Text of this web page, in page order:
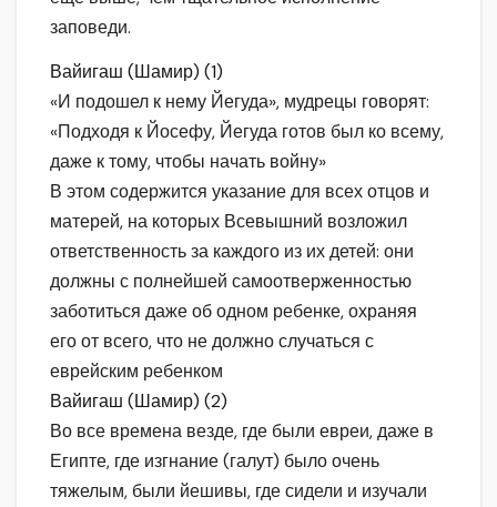
заповеди.
Вайигаш (Шамир) (1)
«И подошел к нему Йегуда», мудрецы говорят:
«Подходя к Йосефу, Йегуда готов был ко всему,
даже к тому, чтобы начать войну»
В этом содержится указание для всех отцов и
матерей, на которых Всевышний возложил
ответственность за каждого из их детей: они
должны с полнейшей самоотверженностью
заботиться даже об одном ребенке, охраняя
его от всего, что не должно случаться с
еврейским ребенком
Вайигаш (Шамир) (2)
Во все времена везде, где были евреи, даже в
Египте, где изгнание (галут) было очень
тяжелым, были йешивы, где сидели и изучали